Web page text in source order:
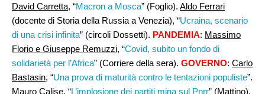
David Carretta, “Macron a Mosca” (Foglio). Aldo Ferrari
(docente di Storia della Russia a Venezia), “Ucraina, scenario
di una crisi infinita” (circoli Dossetti). PANDEMIA: Massimo
Florio e Giuseppe Remuzzi, “Covid, subito un fondo di
solidarietà per l’Africa” (Corriere della sera). GOVERNO: Carlo
Bastasin, “Una prova di maturità contro le tentazioni populiste”.
Mauro Calise, “L’implosione dei partiti mina sul Pnrr” (Mattino).